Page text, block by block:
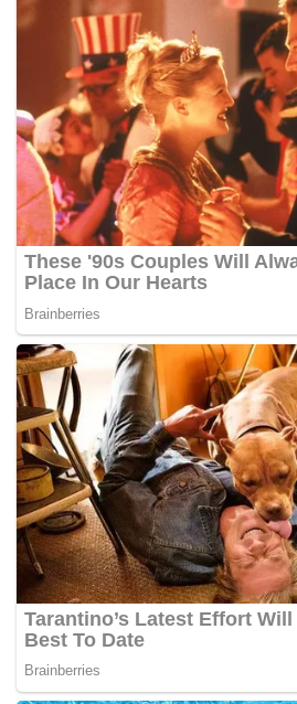
keyakinan rakyat agar UMNO
perjuangan yang relevan,
memimpin masa depan negara,”
Sumber Info/Foto: Akaun
Onn Hafiz Ghazi
Tags: Ahli Datuk Onn Hafiz Ghazi
UMNO